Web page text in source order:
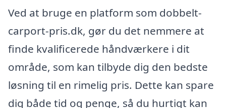
Ved at bruge en platform som dobbelt-
carport-pris.dk, gør du det nemmere at
finde kvalificerede håndværkere i dit
område, som kan tilbyde dig den bedste
løsning til en rimelig pris. Dette kan spare
dig både tid og penge, så du hurtigt kan